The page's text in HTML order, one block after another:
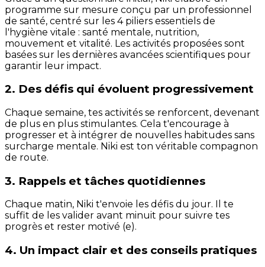
programme sur mesure conçu par un professionnel
de santé, centré sur les 4 piliers essentiels de
l'hygiène vitale : santé mentale, nutrition,
mouvement et vitalité. Les activités proposées sont
basées sur les dernières avancées scientifiques pour
garantir leur impact.
2. Des défis qui évoluent progressivement
Chaque semaine, tes activités se renforcent, devenant
de plus en plus stimulantes. Cela t'encourage à
progresser et à intégrer de nouvelles habitudes sans
surcharge mentale. Niki est ton véritable compagnon
de route.
3. Rappels et tâches quotidiennes
Chaque matin, Niki t'envoie les défis du jour. Il te
suffit de les valider avant minuit pour suivre tes
progrès et rester motivé (e).
4. Un impact clair et des conseils pratiques